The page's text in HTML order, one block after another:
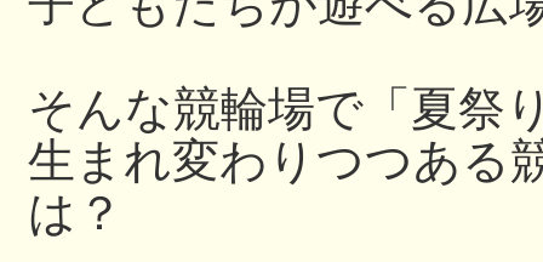
そんな競輪場で「夏祭
生まれ変わりつつある
は？